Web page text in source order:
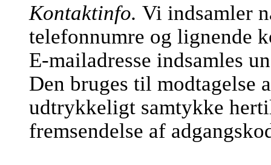
Kontaktinfo. Vi indsamler
telefonnumre og lignende
E-mailadresse indsamles
Den bruges til modtagelse
udtrykkeligt samtykke
fremsendelse af